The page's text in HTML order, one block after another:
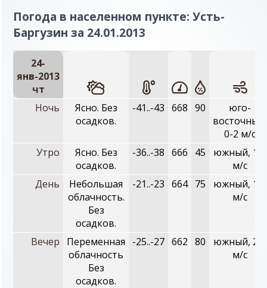
Погода в населенном пункте: Усть-
Баргузин за 24.01.2013
24-
янв-2013
чт
Ночь
Ясно. Без
осадков.
-41..-43 668 90
юго-
восточный,
0-2 м/с
Утро
Ясно. Без
осадков.
-36..-38 666 45
южный, 1-3
м/с
День
Небольшая
облачность.
Без
осадков.
-21..-23 664 75
южный, 1-3
м/с
Вечер
Переменная
облачность
Без
осадков.
-25..-27 662 80
южный, 2-4
м/с